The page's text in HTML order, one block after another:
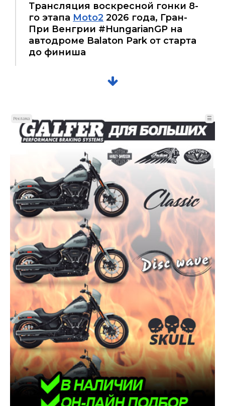
Трансляция воскресной гонки 8-
го этапа Moto2 2026 года, Гран-
При Венгрии #HungarianGP на
автодроме Balaton Park от старта
до финиша
Реклама ☰